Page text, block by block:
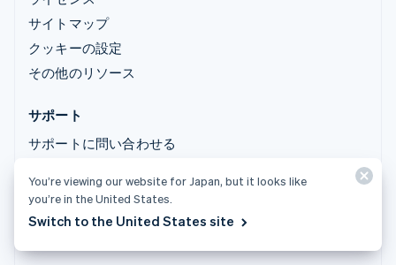
サイトマップ
クッキーの設定
その他のリソース
サポート
サポートに問い合わせる
© 2026 Stripe, LLC
You’re viewing our website for Japan, but it looks like
you’re in the United States.
Switch to the United States site